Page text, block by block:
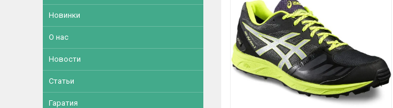
Новинки
О нас
Новости
Статьи
Гаратия